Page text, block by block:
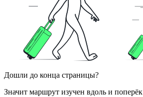
Дошли до конца страницы?
Значит маршрут изучен вдоль и поперёк